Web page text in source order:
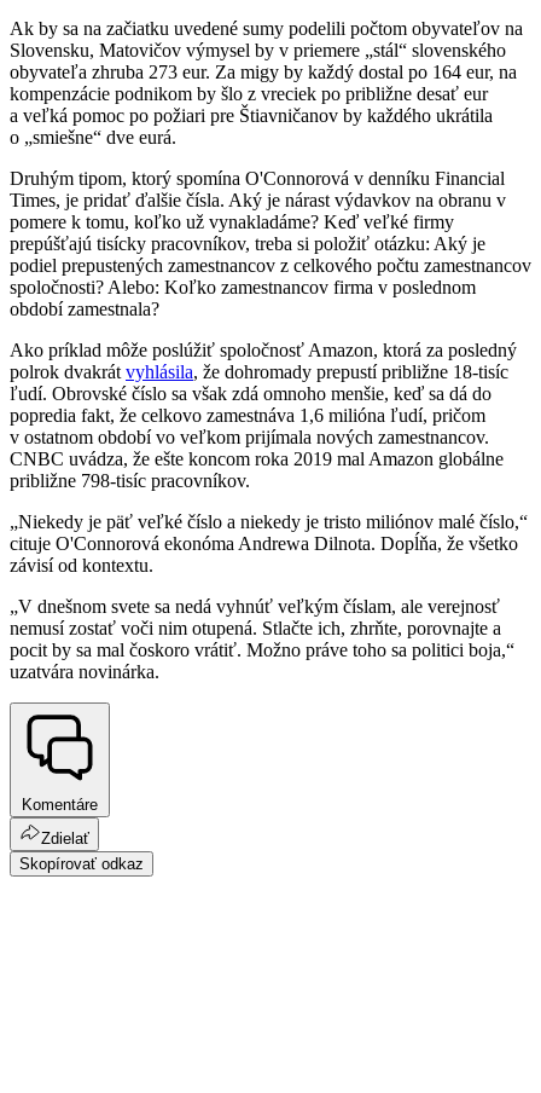
Ak by sa na začiatku uvedené sumy podelili počtom obyvateľov na
Slovensku, Matovičov výmysel by v priemere „stál“ slovenského
obyvateľa zhruba 273 eur. Za migy by každý dostal po 164 eur, na
kompenzácie podnikom by šlo z vreciek po približne desať eur
a veľká pomoc po požiari pre Štiavničanov by každého ukrátila
o „smiešne“ dve eurá.
Druhým tipom, ktorý spomína O'Connorová v denníku Financial
Times, je pridať ďalšie čísla. Aký je nárast výdavkov na obranu v
pomere k tomu, koľko už vynakladáme? Keď veľké firmy
prepúšťajú tisícky pracovníkov, treba si položiť otázku: Aký je
podiel prepustených zamestnancov z celkového počtu zamestnancov
spoločnosti? Alebo: Koľko zamestnancov firma v poslednom
období zamestnala?
Ako príklad môže poslúžiť spoločnosť Amazon, ktorá za posledný
polrok dvakrát vyhlásila, že dohromady prepustí približne 18-tisíc
ľudí. Obrovské číslo sa však zdá omnoho menšie, keď sa dá do
popredia fakt, že celkovo zamestnáva 1,6 milióna ľudí, pričom
v ostatnom období vo veľkom prijímala nových zamestnancov.
CNBC uvádza, že ešte koncom roka 2019 mal Amazon globálne
približne 798-tisíc pracovníkov.
„Niekedy je päť veľké číslo a niekedy je tristo miliónov malé číslo,“
cituje O'Connorová ekonóma Andrewa Dilnota. Dopĺňa, že všetko
závisí od kontextu.
„V dnešnom svete sa nedá vyhnúť veľkým číslam, ale verejnosť
nemusí zostať voči nim otupená. Stlačte ich, zhrňte, porovnajte a
pocit by sa mal čoskoro vrátiť. Možno práve toho sa politici boja,“
uzatvára novinárka.
Komentáre
Zdielať
Skopírovať odkaz